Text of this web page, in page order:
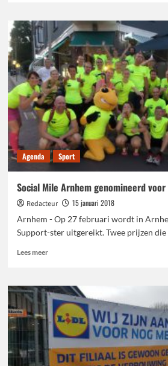
Arnhemse
Breng
chauffeurs
lopen
halve
marathon
Egmond
aan
Zee
Agenda Sport
Social Mile Arnhem genomineerd
Redacteur
15 januari 2018
Arnhem - Op 27 februari wordt in
Support-ster uitgereikt. Twee prijzen die
Lees meerLees
Social
Mile
Arnhem
genomineerd
voor
Support-